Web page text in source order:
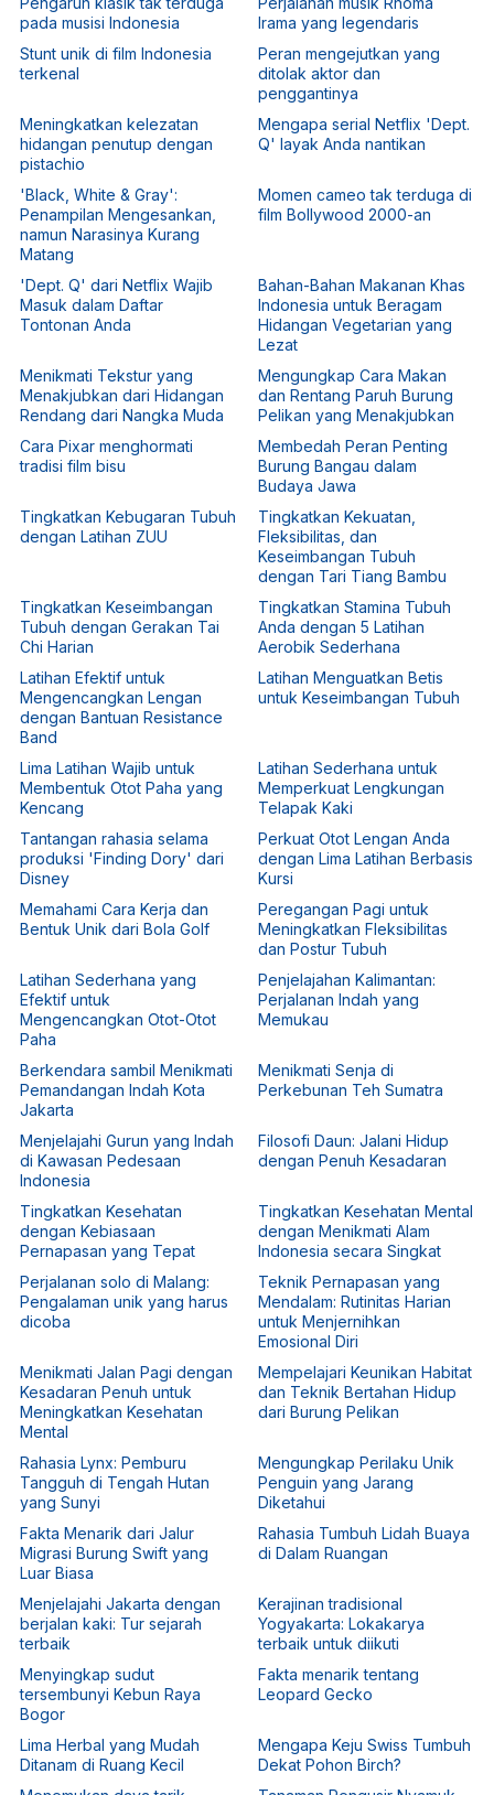
pada musisi Indonesia
Irama yang legendaris
Stunt unik di film Indonesia
terkenal
Peran mengejutkan yang
ditolak aktor dan
penggantinya
Meningkatkan kelezatan
hidangan penutup dengan
pistachio
Mengapa serial Netflix 'Dept.
Q' layak Anda nantikan
'Black, White & Gray':
Penampilan Mengesankan,
namun Narasinya Kurang
Matang
Momen cameo tak terduga di
film Bollywood 2000-an
'Dept. Q' dari Netflix Wajib
Masuk dalam Daftar
Tontonan Anda
Bahan-Bahan Makanan Khas
Indonesia untuk Beragam
Hidangan Vegetarian yang
Lezat
Menikmati Tekstur yang
Menakjubkan dari Hidangan
Rendang dari Nangka Muda
Mengungkap Cara Makan
dan Rentang Paruh Burung
Pelikan yang Menakjubkan
Cara Pixar menghormati
tradisi film bisu
Membedah Peran Penting
Burung Bangau dalam
Budaya Jawa
Tingkatkan Kebugaran Tubuh
dengan Latihan ZUU
Tingkatkan Kekuatan,
Fleksibilitas, dan
Keseimbangan Tubuh
dengan Tari Tiang Bambu
Tingkatkan Keseimbangan
Tubuh dengan Gerakan Tai
Chi Harian
Tingkatkan Stamina Tubuh
Anda dengan 5 Latihan
Aerobik Sederhana
Latihan Efektif untuk
Mengencangkan Lengan
dengan Bantuan Resistance
Band
Latihan Menguatkan Betis
untuk Keseimbangan Tubuh
Lima Latihan Wajib untuk
Membentuk Otot Paha yang
Kencang
Latihan Sederhana untuk
Memperkuat Lengkungan
Telapak Kaki
Tantangan rahasia selama
produksi 'Finding Dory' dari
Disney
Perkuat Otot Lengan Anda
dengan Lima Latihan Berbasis
Kursi
Memahami Cara Kerja dan
Bentuk Unik dari Bola Golf
Peregangan Pagi untuk
Meningkatkan Fleksibilitas
dan Postur Tubuh
Latihan Sederhana yang
Efektif untuk
Mengencangkan Otot-Otot
Paha
Penjelajahan Kalimantan:
Perjalanan Indah yang
Memukau
Berkendara sambil Menikmati
Pemandangan Indah Kota
Jakarta
Menikmati Senja di
Perkebunan Teh Sumatra
Menjelajahi Gurun yang Indah
di Kawasan Pedesaan
Indonesia
Filosofi Daun: Jalani Hidup
dengan Penuh Kesadaran
Tingkatkan Kesehatan
dengan Kebiasaan
Pernapasan yang Tepat
Tingkatkan Kesehatan Mental
dengan Menikmati Alam
Indonesia secara Singkat
Perjalanan solo di Malang:
Pengalaman unik yang harus
dicoba
Teknik Pernapasan yang
Mendalam: Rutinitas Harian
untuk Menjernihkan
Emosional Diri
Menikmati Jalan Pagi dengan
Kesadaran Penuh untuk
Meningkatkan Kesehatan
Mental
Mempelajari Keunikan Habitat
dan Teknik Bertahan Hidup
dari Burung Pelikan
Rahasia Lynx: Pemburu
Tangguh di Tengah Hutan
yang Sunyi
Mengungkap Perilaku Unik
Penguin yang Jarang
Diketahui
Fakta Menarik dari Jalur
Migrasi Burung Swift yang
Luar Biasa
Rahasia Tumbuh Lidah Buaya
di Dalam Ruangan
Menjelajahi Jakarta dengan
berjalan kaki: Tur sejarah
terbaik
Kerajinan tradisional
Yogyakarta: Lokakarya
terbaik untuk diikuti
Menyingkap sudut
tersembunyi Kebun Raya
Bogor
Fakta menarik tentang
Leopard Gecko
Lima Herbal yang Mudah
Ditanam di Ruang Kecil
Mengapa Keju Swiss Tumbuh
Dekat Pohon Birch?